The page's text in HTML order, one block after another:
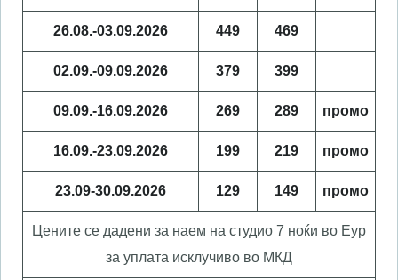
26.08.-03.09.2026 449 469
02.09.-09.09.2026 379 399
09.09.-16.09.2026 269 289 промо
16.09.-23.09.2026 199 219 промо
23.09-30.09.2026 129 149 промо
Цените се дадени за наем на студио 7 ноќи во Еур
за уплата исклучиво во МКД